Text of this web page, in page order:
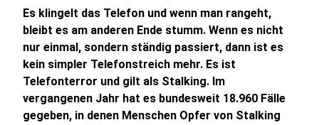
Es klingelt das Telefon und wenn man rangeht,
bleibt es am anderen Ende stumm. Wenn es nicht
nur einmal, sondern ständig passiert, dann ist es
kein simpler Telefonstreich mehr. Es ist
Telefonterror und gilt als Stalking. Im
vergangenen Jahr hat es bundesweit 18.960 Fälle
gegeben, in denen Menschen Opfer von Stalking